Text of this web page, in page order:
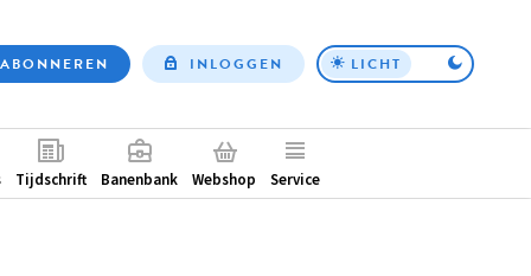
Top
ABONNEREN INLOGGEN LICHT
Tijdschrift Banenbank Webshop Service